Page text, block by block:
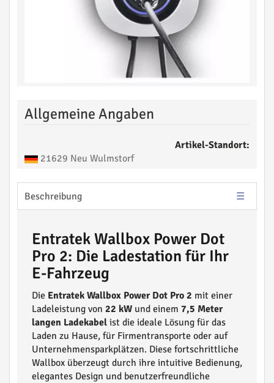
Allgemeine Angaben
Artikel-Standort:
21629 Neu Wulmstorf
Beschreibung
Entratek Wallbox Power Dot
Pro 2: Die Ladestation für Ihr
E-Fahrzeug
Die Entratek Wallbox Power Dot Pro 2 mit einer
Ladeleistung von 22 kW und einem 7,5 Meter
langen Ladekabel ist die ideale Lösung für das
Laden zu Hause, für Firmentransporte oder auf
Unternehmensparkplätzen. Diese fortschrittliche
Wallbox überzeugt durch ihre intuitive Bedienung,
elegantes Design und benutzerfreundliche